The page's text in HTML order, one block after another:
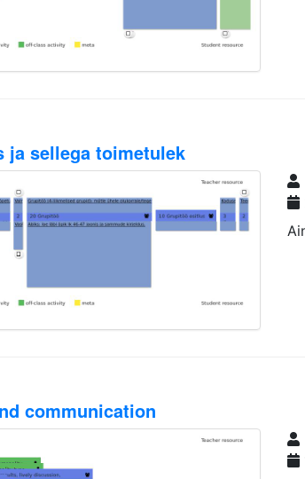
ja sellega toimetulek
communication